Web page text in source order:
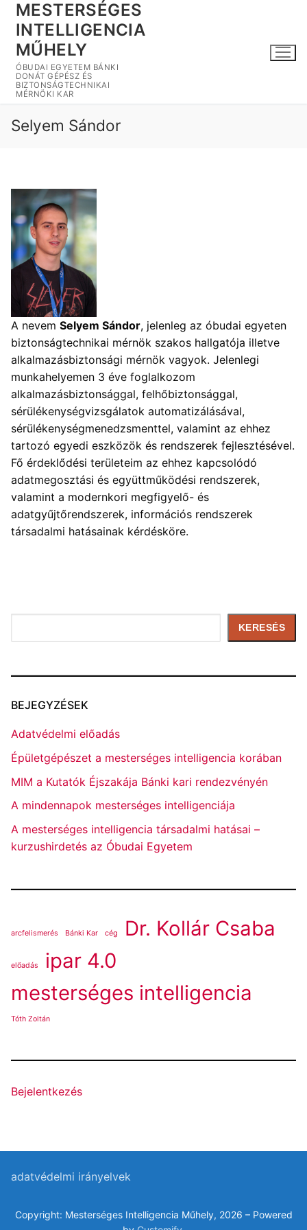
Ugrás
tartalomra
MESTERSÉGES
INTELLIGENCIA
MŰHELY
ÓBUDAI EGYETEM BÁNKI
DONÁT GÉPÉSZ ÉS
BIZTONSÁGTECHNIKAI
MÉRNÖKI KAR
Selyem Sándor
A nevem Selyem Sándor, jelenleg az óbudai egyeten
biztonságtechnikai mérnök szakos hallgatója illetve
alkalmazásbiztonsági mérnök vagyok. Jelenlegi
munkahelyemen 3 éve foglalkozom
alkalmazásbiztonsággal, felhőbiztonsággal,
sérülékenységvizsgálatok automatizálásával,
sérülékenységmenedzsmenttel, valamint az ehhez
tartozó egyedi eszközök és rendszerek fejlesztésével.
Fő érdeklődési területeim az ehhez kapcsolódó
adatmegosztási és együttműködési rendszerek,
valamint a modernkori megfigyelő- és
adatgyűjtőrendszerek, információs rendszerek
társadalmi hatásainak kérdésköre.
KERESÉS
BEJEGYZÉSEK
Adatvédelmi előadás
Épületgépészet a mesterséges intelligencia korában
MIM a Kutatók Éjszakája Bánki kari rendezvényén
A mindennapok mesterséges intelligenciája
A mesterséges intelligencia társadalmi hatásai –
kurzushirdetés az Óbudai Egyetem
arcfelismerés Bánki Kar cég Dr. Kollár Csaba
előadás
ipar 4.0
mesterséges intelligencia
Tóth Zoltán
Bejelentkezés
adatvédelmi irányelvek
Copyright: Mesterséges Intelligencia Műhely, 2026 – Powered